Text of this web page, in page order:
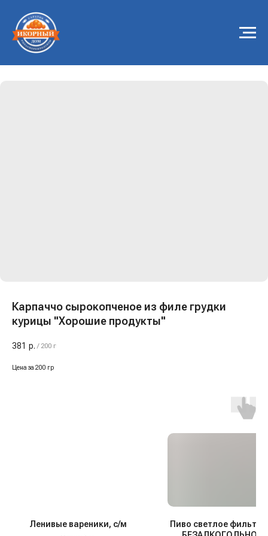
Карпаччо сырокопченое из филе грудки
курицы "Хорошие продукты"
381 р. / 200 г
Цена за 200 гр
Ленивые вареники, с/м
Пиво светлое